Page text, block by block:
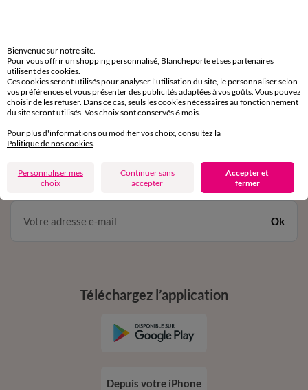
Service clients
par chat et par téléphone
de 8h00 à 20h00 du lundi au samedi
11€ Offerts
dès 20€ d’achat
conditions dans votre email de confirmation
Ok
Téléchargez l’application
Depuis votre iPhone
Bienvenue sur notre site.
Pour vous offrir un shopping personnalisé, Blancheporte et ses partenaires
utilisent des cookies.
Ces cookies seront utilisés pour analyser l'utilisation du site, le personnaliser selon
vos préférences et vous présenter des publicités adaptées à vos goûts. Vous pouvez
choisir de les refuser. Dans ce cas, seuls les cookies nécessaires au fonctionnement
du site seront utilisés. Vos choix sont conservés 6 mois.
Pour plus d'informations ou modifier vos choix, consultez la
Politique de nos cookies.
Personnaliser mes
choix
Continuer sans
accepter
Accepter et
fermer